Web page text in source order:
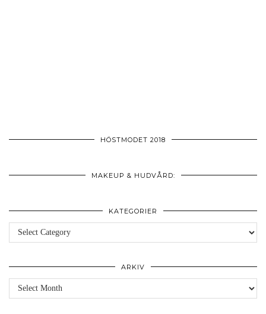
HÖSTMODET 2018
MAKEUP & HUDVÅRD:
KATEGORIER
Kategorier
ARKIV
Arkiv